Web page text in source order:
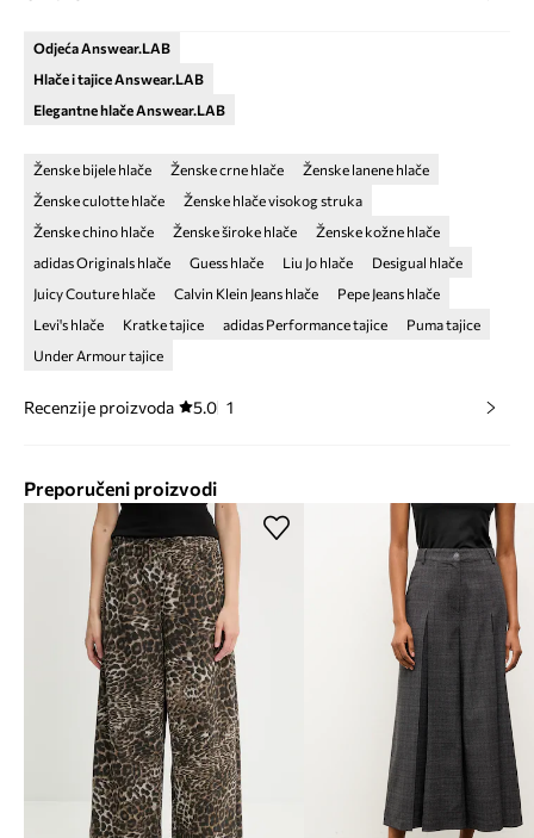
Odjeća Answear.LAB
Hlače i tajice Answear.LAB
Elegantne hlače Answear.LAB
Ženske bijele hlače Ženske crne hlače
Ženske lanene hlače
Ženske culotte hlače
Ženske hlače visokog struka
Ženske chino hlače
Ženske široke hlače
Ženske kožne hlače
adidas Originals hlače
Guess hlače Liu Jo hlače
Desigual hlače
Juicy Couture hlače
Calvin Klein Jeans hlače
Pepe Jeans hlače
Levi's hlače
Kratke tajice adidas Performance tajice
Puma tajice
Under Armour tajice
Recenzije proizvoda 5.0 1
Preporučeni proizvodi